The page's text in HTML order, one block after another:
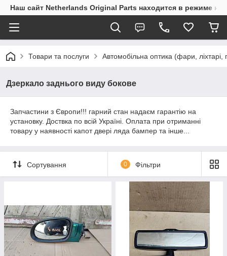
Наш сайт Netherlands Original Parts находится в режиме
Товари та послуги Автомобільна оптика (фари,
Дзеркало заднього виду бокове
Запчастини з Європи!!! гарний стан надаєм гарантію на
установку. Доствка по всій Україні. Оплата при отриманні
товару у наявності капот двері ляда бампер та інше...
Сортування 0 Фільтри